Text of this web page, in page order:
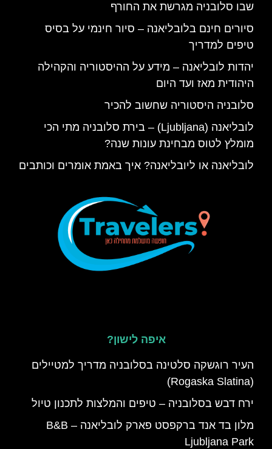
שבו סלובניה מגרשת את החורף
סיורים חינם בלובליאנה – סיור חינמי על בסיס
טיפים למדריך
יהדות לובליאנה – מידע על ההיסטוריה והקהילה
היהודית מאז ועד היום
סלובניה היסטוריה שחשוב להכיר
לובליאנה (Ljubljana) – בירת סלובניה מתי הכי
מומלץ לטוס מבחינת עונות שנה?
לובליאנה או ליובליאנה? איך באמת אומרים וכותבים
איפה לישון?
העיר רוגשקה סלטינה בסלובניה מדריך למטיילים
(Rogaska Slatina)
ירח דבש בסלובניה – טיפים והמלצות לתכנון טיול
מלון בד אנד ברקפסט פארק לובליאנה – B&B
Ljubljana Park